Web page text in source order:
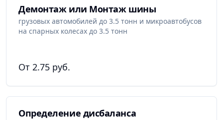
Демонтаж или Монтаж шины
грузовых автомобилей до 3.5 тонн и микроавтобусов
на спарных колесах до 3.5 тонн
От 2.75 руб.
Определение дисбаланса